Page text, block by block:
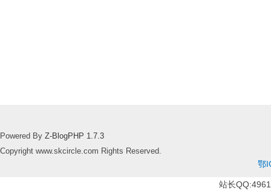
Powered By Z-BlogPHP 1.7.3
Copyright www.skcircle.com Rights Reserved.
鄂
站长